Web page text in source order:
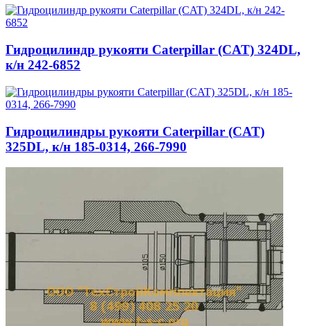
Гидроцилиндр рукояти Caterpillar (CAT) 324DL,
к/н 242-6852
Гидроцилиндры рукояти Caterpillar (CAT)
325DL, к/н 185-0314, 266-7990